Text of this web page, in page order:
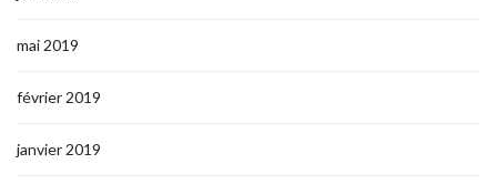
mai 2019
février 2019
janvier 2019